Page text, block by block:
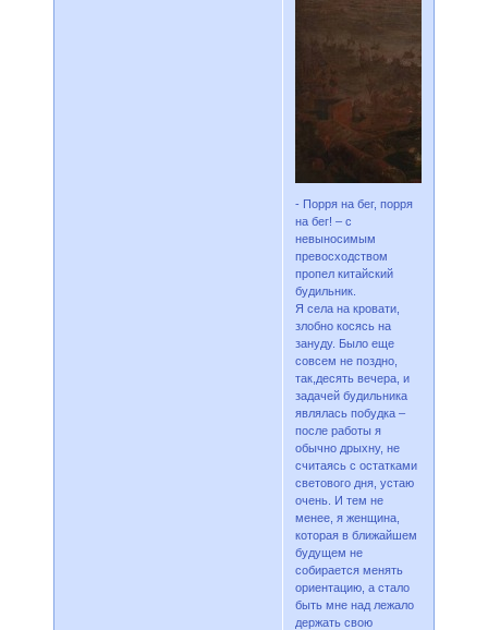
- Порря на бег, порря
на бег! – с
невыносимым
превосходством
пропел китайский
будильник.
Я села на кровати,
злобно косясь на
зануду. Было еще
совсем не поздно,
так,десять вечера, и
задачей будильника
являлась побудка –
после работы я
обычно дрыхну, не
считаясь с остатками
светового дня, устаю
очень. И тем не
менее, я женщина,
которая в ближайшем
будущем не
собирается менять
ориентацию, а стало
быть мне над лежало
держать свою